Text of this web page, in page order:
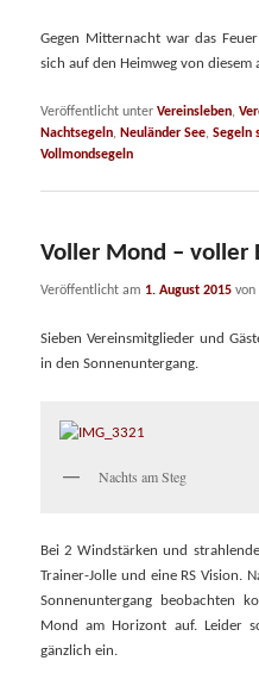
Gegen Mitternacht war das
sich auf den Heimweg von
Veröffentlicht unter Vereinsleben,
Nachtsegeln, Neuländer See,Segeln
Vollmondsegeln
Voller Mond – voller
Veröffentlicht am 1. August 2015 von
Sieben Vereinsmitglieder und
in den Sonnenuntergang.
Nachts am Steg
Bei 2 Windstärken und
Trainer-Jolle und eine RS Vision.
Sonnenuntergang beobachten
Mond am Horizont auf. Leider
gänzlich ein.